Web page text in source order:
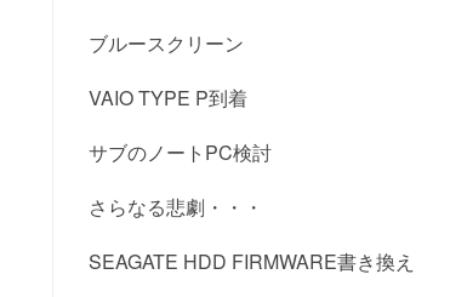
ブルースクリーン
VAIO TYPE P到着
サブのノートPC検討
さらなる悲劇・・・
SEAGATE HDD FIRMWARE書き換え